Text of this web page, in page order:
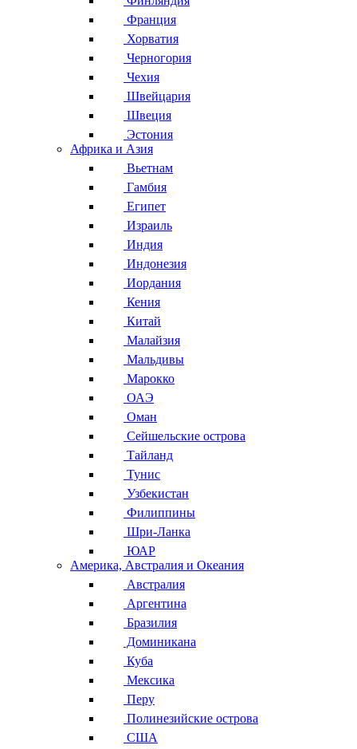
Франция
Хорватия
Черногория
Чехия
Швейцария
Швеция
Эстония
Африка и Азия
Вьетнам
Гамбия
Египет
Израиль
Индия
Индонезия
Иордания
Кения
Китай
Малайзия
Мальдивы
Марокко
ОАЭ
Оман
Сейшельские острова
Тайланд
Тунис
Узбекистан
Филиппины
Шри-Ланка
ЮАР
Америка, Австралия и Океания
Австралия
Аргентина
Бразилия
Доминикана
Куба
Мексика
Перу
Полинезийские острова
США